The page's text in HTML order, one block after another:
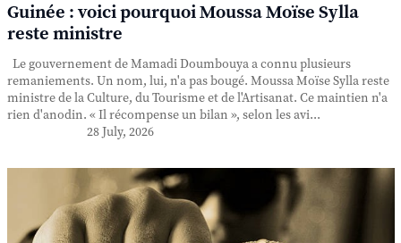
Guinée : voici pourquoi Moussa Moïse Sylla
reste ministre
Le gouvernement de Mamadi Doumbouya a connu plusieurs
remaniements. Un nom, lui, n'a pas bougé. Moussa Moïse Sylla reste
ministre de la Culture, du Tourisme et de l'Artisanat. Ce maintien n'a
rien d'anodin. « Il récompense un bilan », selon les avi...
28 July, 2026